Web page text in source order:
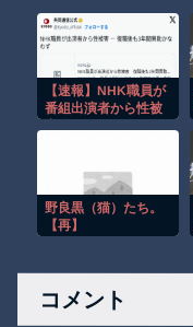
【速報】NHK職員が
番組出演者から性被
野良黒（猫）たち。
【再】
コメント